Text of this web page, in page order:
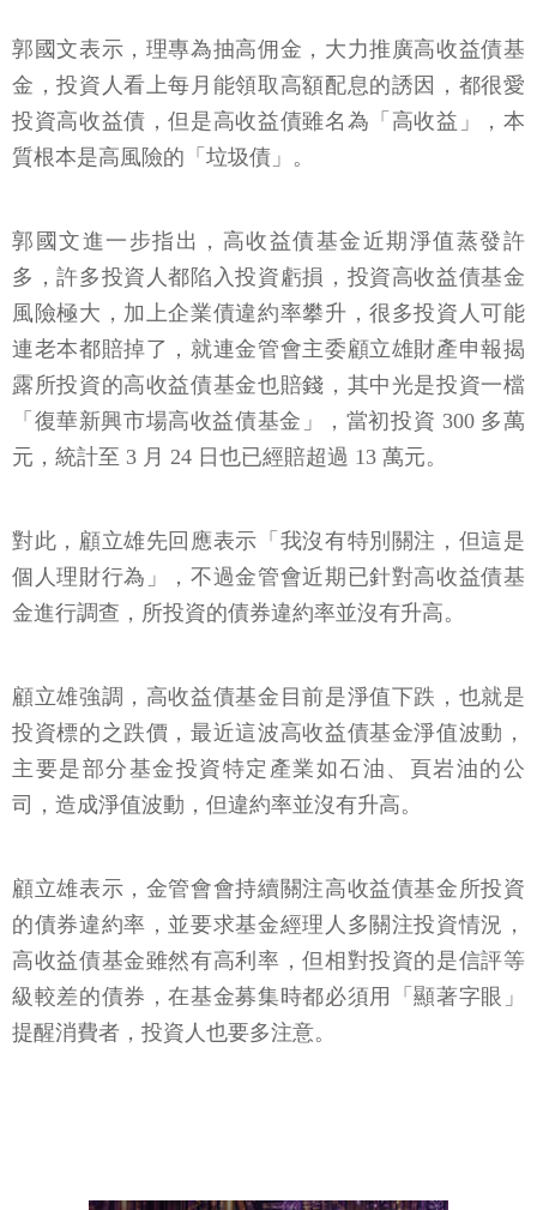
郭國文表示，理專為抽高佣金，大力推廣高收益債基
金，投資人看上每月能領取高額配息的誘因，都很愛
投資高收益債，但是高收益債雖名為「高收益」，本
質根本是高風險的「垃圾債」。
郭國文進一步指出，高收益債基金近期淨值蒸發許
多，許多投資人都陷入投資虧損，投資高收益債基金
風險極大，加上企業債違約率攀升，很多投資人可能
連老本都賠掉了，就連金管會主委顧立雄財產申報揭
露所投資的高收益債基金也賠錢，其中光是投資一檔
「復華新興市場高收益債基金」，當初投資 300 多萬
元，統計至 3 月 24 日也已經賠超過 13 萬元。
對此，顧立雄先回應表示「我沒有特別關注，但這是
個人理財行為」，不過金管會近期已針對高收益債基
金進行調查，所投資的債券違約率並沒有升高。
顧立雄強調，高收益債基金目前是淨值下跌，也就是
投資標的之跌價，最近這波高收益債基金淨值波動，
主要是部分基金投資特定產業如石油、頁岩油的公
司，造成淨值波動，但違約率並沒有升高。
顧立雄表示，金管會會持續關注高收益債基金所投資
的債券違約率，並要求基金經理人多關注投資情況，
高收益債基金雖然有高利率，但相對投資的是信評等
級較差的債券，在基金募集時都必須用「顯著字眼」
提醒消費者，投資人也要多注意。